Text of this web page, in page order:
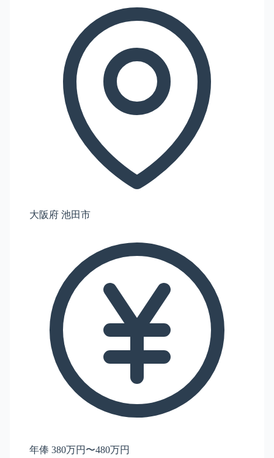
大阪府 池田市
年俸 380万円〜480万円